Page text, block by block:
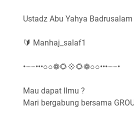
Ustadz Abu Yahya
🔰 Manhaj_salaf1
•┈┈•••○○❁🌻💠🌻❁○○•••┈┈•
Mau dapat Ilmu ?
Mari bergabung bersama